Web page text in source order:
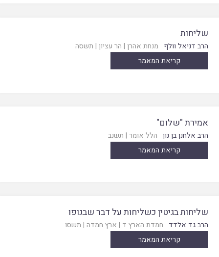
שליחות
הרב דניאל וולף מנחת אהרן | הר עציון | תשסה
קריאת המאמר
אמירת "שלום"
הרב אלחנן בן נון הלל אומר | תשנב
קריאת המאמר
שליחות בגיטין כשליחות על דבר שבגופו
הרב גד אלדד חמדת הארץ ד | ארץ חמדה | תשסו
קריאת המאמר